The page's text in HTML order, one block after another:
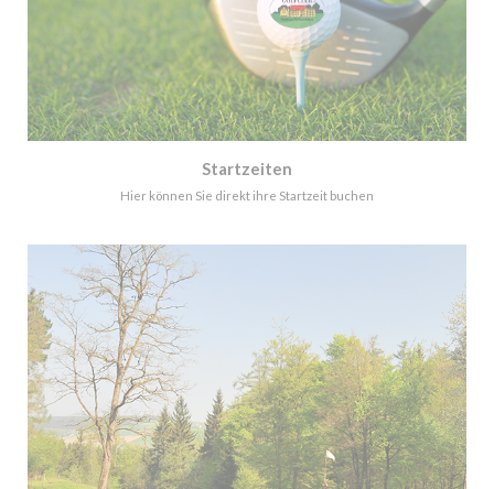
Startzeiten
Hier können Sie direkt ihre Startzeit buchen